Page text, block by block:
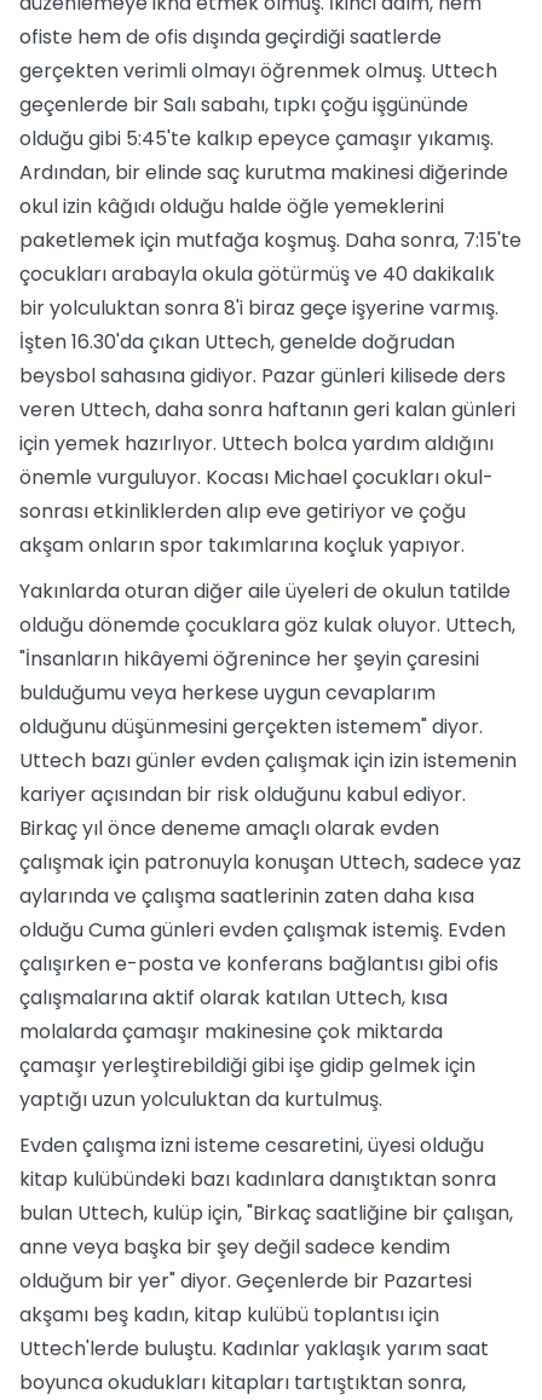
ofiste hem de ofis dışında geçirdiği saatlerde
gerçekten verimli olmayı öğrenmek olmuş. Uttech
geçenlerde bir Salı sabahı, tıpkı çoğu işgününde
olduğu gibi 5:45'te kalkıp epeyce çamaşır yıkamış.
Ardından, bir elinde saç kurutma makinesi diğerinde
okul izin kâğıdı olduğu halde öğle yemeklerini
paketlemek için mutfağa koşmuş. Daha sonra, 7:15'te
çocukları arabayla okula götürmüş ve 40 dakikalık
bir yolculuktan sonra 8'i biraz geçe işyerine varmış.
İşten 16.30'da çıkan Uttech, genelde doğrudan
beysbol sahasına gidiyor. Pazar günleri kilisede ders
veren Uttech, daha sonra haftanın geri kalan günleri
için yemek hazırlıyor. Uttech bolca yardım aldığını
önemle vurguluyor. Kocası Michael çocukları okul-
sonrası etkinliklerden alıp eve getiriyor ve çoğu
akşam onların spor takımlarına koçluk yapıyor.
Yakınlarda oturan diğer aile üyeleri de okulun tatilde
olduğu dönemde çocuklara göz kulak oluyor. Uttech,
"İnsanların hikâyemi öğrenince her şeyin çaresini
bulduğumu veya herkese uygun cevaplarım
olduğunu düşünmesini gerçekten istemem" diyor.
Uttech bazı günler evden çalışmak için izin istemenin
kariyer açısından bir risk olduğunu kabul ediyor.
Birkaç yıl önce deneme amaçlı olarak evden
çalışmak için patronuyla konuşan Uttech, sadece yaz
aylarında ve çalışma saatlerinin zaten daha kısa
olduğu Cuma günleri evden çalışmak istemiş. Evden
çalışırken e-posta ve konferans bağlantısı gibi ofis
çalışmalarına aktif olarak katılan Uttech, kısa
molalarda çamaşır makinesine çok miktarda
çamaşır yerleştirebildiği gibi işe gidip gelmek için
yaptığı uzun yolculuktan da kurtulmuş.
Evden çalışma izni isteme cesaretini, üyesi olduğu
kitap kulübündeki bazı kadınlara danıştıktan sonra
bulan Uttech, kulüp için, "Birkaç saatliğine bir çalışan,
anne veya başka bir şey değil sadece kendim
olduğum bir yer" diyor. Geçenlerde bir Pazartesi
akşamı beş kadın, kitap kulübü toplantısı için
Uttech'lerde buluştu. Kadınlar yaklaşık yarım saat
boyunca okudukları kitapları tartıştıktan sonra,